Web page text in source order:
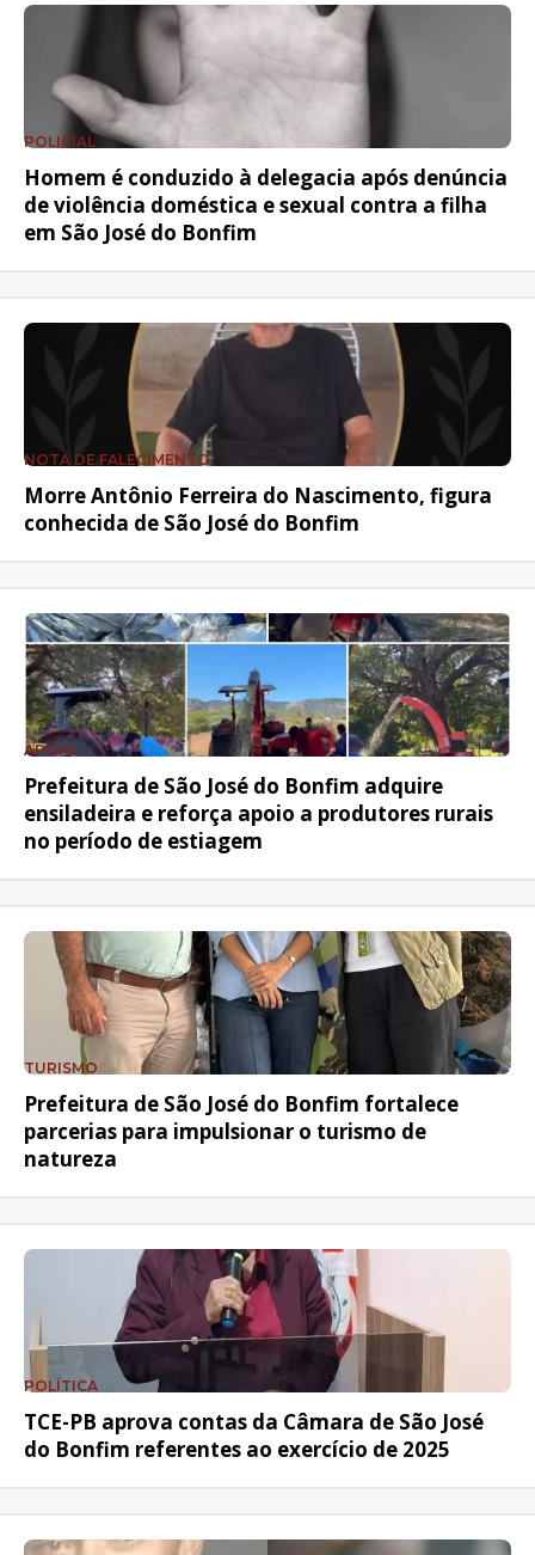
POLICIAL
Homem é conduzido à delegacia após denúncia
de violência doméstica e sexual contra a filha
em São José do Bonfim
NOTA DE FALECIMENTO
Morre Antônio Ferreira do Nascimento, figura
conhecida de São José do Bonfim
APOIO
Prefeitura de São José do Bonfim adquire
ensiladeira e reforça apoio a produtores rurais
no período de estiagem
TURISMO
Prefeitura de São José do Bonfim fortalece
parcerias para impulsionar o turismo de
natureza
POLÍTICA
TCE-PB aprova contas da Câmara de São José
do Bonfim referentes ao exercício de 2025